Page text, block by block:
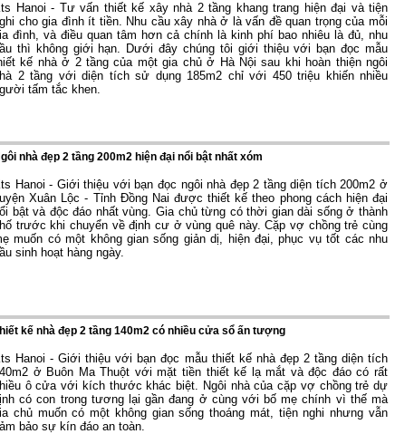
Hanoi - Tư vấn thiết kế xây nhà 2 tầng khang trang hiện đại và tiện
cho gia đình ít tiền. Nhu cầu xây nhà ở là vấn đề quan trọng của mỗi
đình, và điều quan tâm hơn cả chính là kinh phí bao nhiêu là đủ, nhu
thì không giới hạn. Dưới đây chúng tôi giới thiệu với bạn đọc mẫu
kế nhà ở 2 tầng của một gia chủ ở Hà Nội sau khi hoàn thiện ngôi
2 tầng với diện tích sử dụng 185m2 chỉ với 450 triệu khiến nhiều
tấm tắc khen.
nhà đẹp 2 tầng 200m2 hiện đại nổi bật nhất xóm
Hanoi - Giới thiệu với bạn đọc ngôi nhà đẹp 2 tầng diện tích 200m2 ở
Xuân Lộc - Tỉnh Đồng Nai được thiết kế theo phong cách hiện đại
bật và độc đáo nhất vùng. Gia chủ từng có thời gian dài sống ở thành
trước khi chuyển về định cư ở vùng quê này. Cặp vợ chồng trẻ cùng
muốn có một không gian sống giản dị, hiện đại, phục vụ tốt các nhu
sinh hoạt hàng ngày.
kế nhà đẹp 2 tầng 140m2 có nhiều cửa sổ ấn tượng
Hanoi - Giới thiệu với bạn đọc mẫu thiết kế nhà đẹp 2 tầng diện tích
ở Buôn Ma Thuột với mặt tiền thiết kế lạ mắt và độc đáo có rất
ô cửa với kích thước khác biệt. Ngôi nhà của cặp vợ chồng trẻ dự
có con trong tương lại gần đang ở cùng với bố mẹ chính vì thế mà
chủ muốn có một không gian sống thoáng mát, tiện nghi nhưng vẫn
bảo sự kín đáo an toàn.